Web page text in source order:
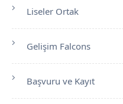
Liseler Ortak
Gelişim Falcons
Başvuru ve Kayıt